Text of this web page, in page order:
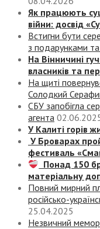
Як працюють
війни: досвід
Встигни бути
з подарунками
На Вінничині
власників та
На щиті
Солодкий
СБУ запобігла
агента
У Калиті горів
У Броварах
фестиваль
Понад 150
матеріальну
Повний мирний
російсько-
25.04.2025
Незвичний